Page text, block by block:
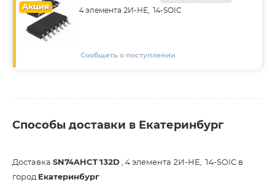
Акция 4 элемента 2И-НЕ, 14-SOIC
Сообщить о поступлении
Способы доставки в Екатеринбург
Доставка SN74AHCT132D , 4 элемента 2И-НЕ, 14-SOIC в
город Екатеринбург